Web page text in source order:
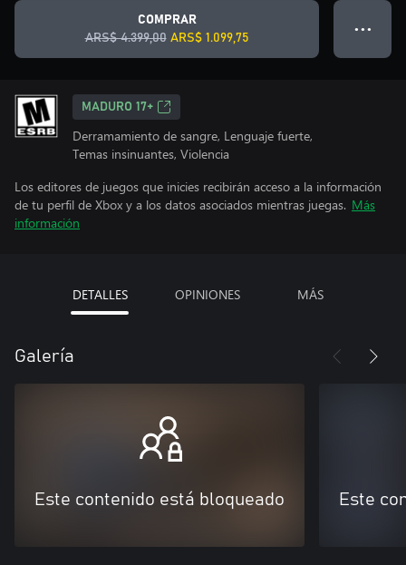
COMPRAR
ARS$ 4.399,00 ARS$ 1.099,75
● ● ●
MADURO 17+
Derramamiento de sangre, Lenguaje fuerte,
Temas insinuantes, Violencia
Los editores de juegos que inicies recibirán acceso a la información
de tu perfil de Xbox y a los datos asociados mientras juegas. Más
información
DETALLES OPINIONES MÁS
Galería
Este contenido está bloqueado Este